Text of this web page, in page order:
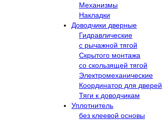
Механизмы
Накладки
Доводчики дверные
Гидравлические
с рычажной тягой
Скрытого монтажа
со скользящей тягой
Электромеханические
Координатор для дверей
Тяги к доводчикам
Уплотнитель
без клеевой основы